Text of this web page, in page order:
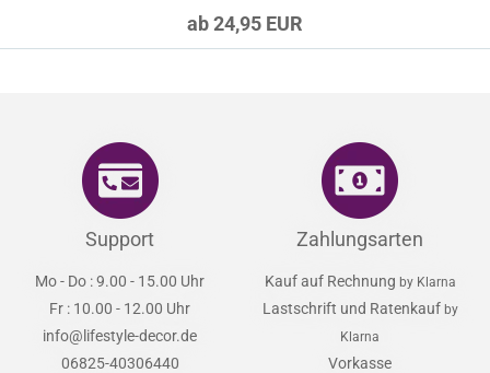
ab 24,95 EUR
Support
Mo - Do : 9.00 - 15.00 Uhr
Fr : 10.00 - 12.00 Uhr
info@lifestyle-decor.de
06825-40306440
Zahlungsarten
Kauf auf Rechnung by Klarna
Lastschrift und Ratenkauf by
Klarna
Vorkasse